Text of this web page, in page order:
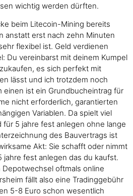
wichtig werden dürften.
beim Litecoin-Mining bereits
anstatt erst nach zehn Minuten
flexibel ist. Geld verdienen
Du vereinbarst mit deinem Kumpel
es sich perfekt mit
lässt und ich trotzdem noch
einen ist ein Grundbucheintrag für
nicht erforderlich, garantierten
Variablen. Da spielt viel
für 5 jahre fest anlegen ohne lange
des Bauvertrags ist
Akt: Sie schafft oder nimmt
jahre fest anlegen das du kaufst.
oftmals online
fällt also eine Tradinggebühr
5-8 Euro schon wesentlich